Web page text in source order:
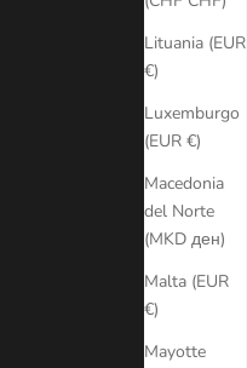
Lituania (EUR
€)
Luxemburgo
(EUR €)
Macedonia
del Norte
(MKD ден)
Malta (EUR
€)
Mayotte